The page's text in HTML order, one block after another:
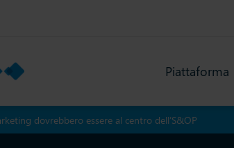
Piattaforma
dovrebbero essere al centro dell’S&OP